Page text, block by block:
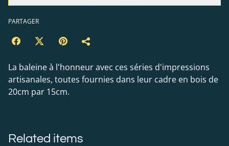
PARTAGER
La baleine à l'honneur avec ces séries d'impressions
artisanales, toutes fournies dans leur cadre en bois de
20cm par 15cm.
Related items